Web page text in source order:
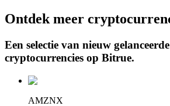
Leningen
Door crypto ondersteunde leenservice
Ontdek meer
Een selectie van nieuw
cryptocurrencies op Bitrue.
AMZNX